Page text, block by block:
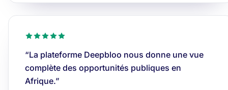
“La plateforme Deepbloo nous donne une vue
complète des opportunités publiques en
Afrique.”